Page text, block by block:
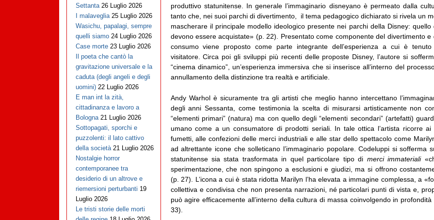
produttivo statunitense. In generale l’immaginario disneyano è permeato dalla
tanto che, nei suoi parchi di divertimento, il tema pedagogico dichiarato si rivela un
mascherare il principale modello ideologico presente nei parchi della Disney: quello
devono essere acquistate» (p. 22). Presentato come componente del divertimento e
consumo viene proposto come parte integrante dell’esperienza a cui è
visitatore. Circa poi gli sviluppi più recenti delle proposte Disney, l’autore si
“cinema dinamico”, un’esperienza immersiva che si inserisce all’interno del
annullamento della distinzione tra realtà e artificiale.
Andy Warhol è sicuramente tra gli artisti che meglio hanno intercettano
degli anni Sessanta, come testimonia la scelta di misurarsi artisticamente non
“elementi primari” (natura) ma con quello degli “elementi secondari” (artefatti)
umano come a un consumatore di prodotti seriali. In tale ottica l’artista ricorre ai
fumetti, alle confezioni delle merci industriali e alle star dello spettacolo come
ad altrettante icone che solleticano l’immaginario popolare. Codeluppi si sofferma
statunitense sia stata trasformata in quel particolare tipo di merci immateriali
sperimentazione, che non spingono a esclusioni e giudizi, ma si offrono
(p. 27). L’icona a cui è stata ridotta Marilyn l’ha elevata a immagine complessa, a
collettiva e condivisa che non presenta narrazioni, né particolari punti di vista e,
può agire efficacemente all’interno della cultura di massa coinvolgendo in
33).
Settanta 26 Luglio 2026
I malaveglia 25 Luglio 2026
Wasichu, papalagi, sempre
quelli siamo 24 Luglio 2026
Case morte 23 Luglio 2026
Il poeta che cantò la
gravitazione universale e la
caduta (degli angeli e degli
uomini) 22 Luglio 2026
E man int la zità,
cittadinanza e lavoro a
Bologna 21 Luglio 2026
Sottopagati, sporchi e
puzzolenti: il lato cattivo
della società 21 Luglio 2026
Nostalgie horror
contemporanee tra
desiderio di un altrove e
riemersioni perturbanti 19
Luglio 2026
Le tristi storie delle morti